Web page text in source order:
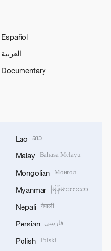
Español
العربية
Documentary
Lao ລາວ
Malay Bahasa Melayu
Mongolian Монгол
Myanmar မြန်မာဘာသာ
Nepali नेपाली
Persian فارسی
Polish Polski